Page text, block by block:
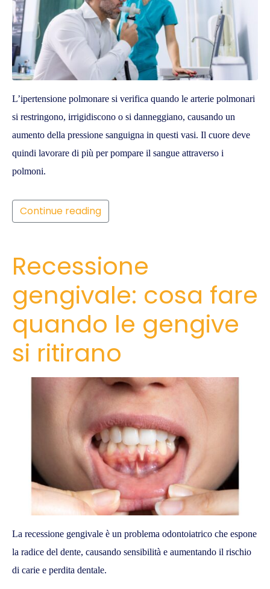
L’ipertensione polmonare si verifica quando le arterie polmonari
si restringono, irrigidiscono o si danneggiano, causando un
aumento della pressione sanguigna in questi vasi. Il cuore deve
quindi lavorare di più per pompare il sangue attraverso i
polmoni.
Continue reading
Recessione
gengivale: cosa fare
quando le gengive
si ritirano
La recessione gengivale è un problema odontoiatrico che espone
la radice del dente, causando sensibilità e aumentando il rischio
di carie e perdita dentale.